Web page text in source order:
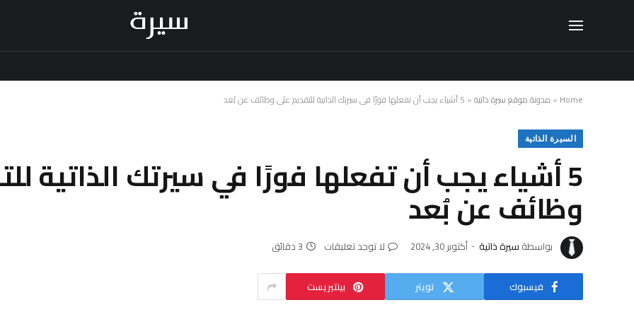
Home
» مدونة موقع سيرة ذاتية» 5 أشياء يجب أن تفعلها فورًا في سيرتك الذاتية للتقديم على وظائف عن بُعد
السيرة الذاتية
5 أشياء يجب أن تفعلها فورًا في سيرتك الذاتية
وظائف عن بُعد
بواسطة سيرة ذاتية أكتوبر 30, 2024 لا توجد تعليقات 3 دقائق
فيسبوك تويتر بينتيريست